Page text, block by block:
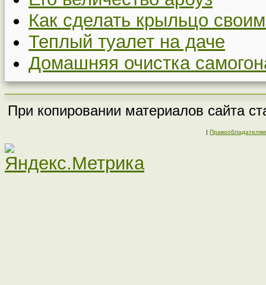
Как сделать крыльцо
Теплый туалет на даче
Домашняя очистка
При копировании материалов сайта
| Правообладателям